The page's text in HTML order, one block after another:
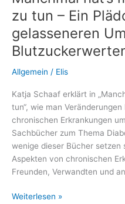
zu tun – Ein
gelasseneren
Allgemein / Elis
Katja Schaaf erklärt in
tun“, wie man
chronischen Erkrankungen
Sachbücher zum Thema
wenige dieser Bücher
Aspekten von chronischen
Freunden, Verwandten und
Manchmal
Weiterlesen »